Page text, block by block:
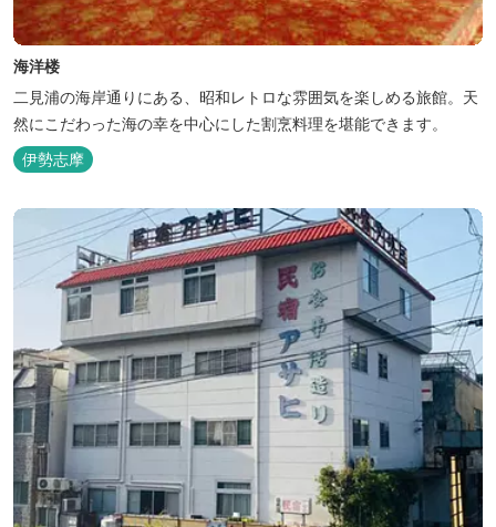
海洋楼
二見浦の海岸通りにある、昭和レトロな雰囲気を楽しめる旅館。天
然にこだわった海の幸を中心にした割烹料理を堪能できます。
伊勢志摩